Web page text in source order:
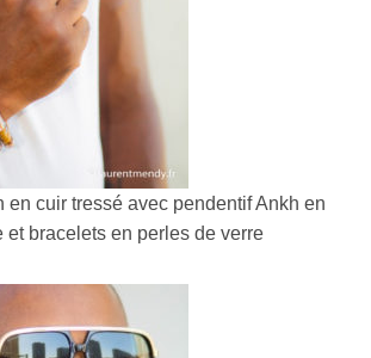
en cuir tressé avec pendentif Ankh en
et bracelets en perles de verre